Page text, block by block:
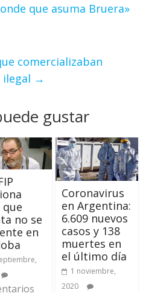
que asuma Bruera»
comercializaban
ilegal →
gustar
que
no se
en
Coronavirus
en Argentina:
6.609 nuevos
casos y 138
muertes en
el último día
1 noviembre,
2020